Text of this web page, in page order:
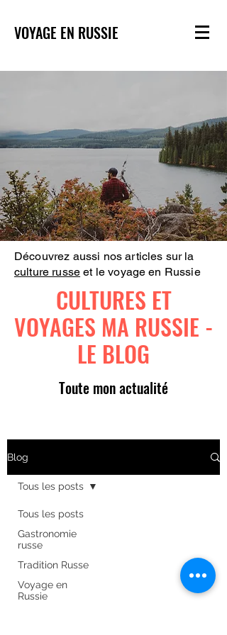
VOYAGE EN RUSSIE
Découvrez aussi nos articles sur la
culture russe et le voyage en Russie
CULTURES ET
VOYAGES MA RUSSIE -
LE BLOG
Toute mon actualité
Blog
Tous les posts
Gastronomie
russe
Tradition Russe
Voyage en
Russie
Tous les posts